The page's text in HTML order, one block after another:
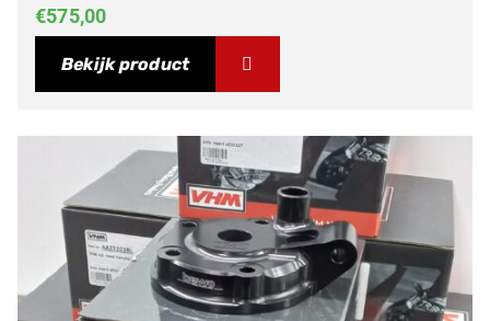
€575,00
Bekijk product